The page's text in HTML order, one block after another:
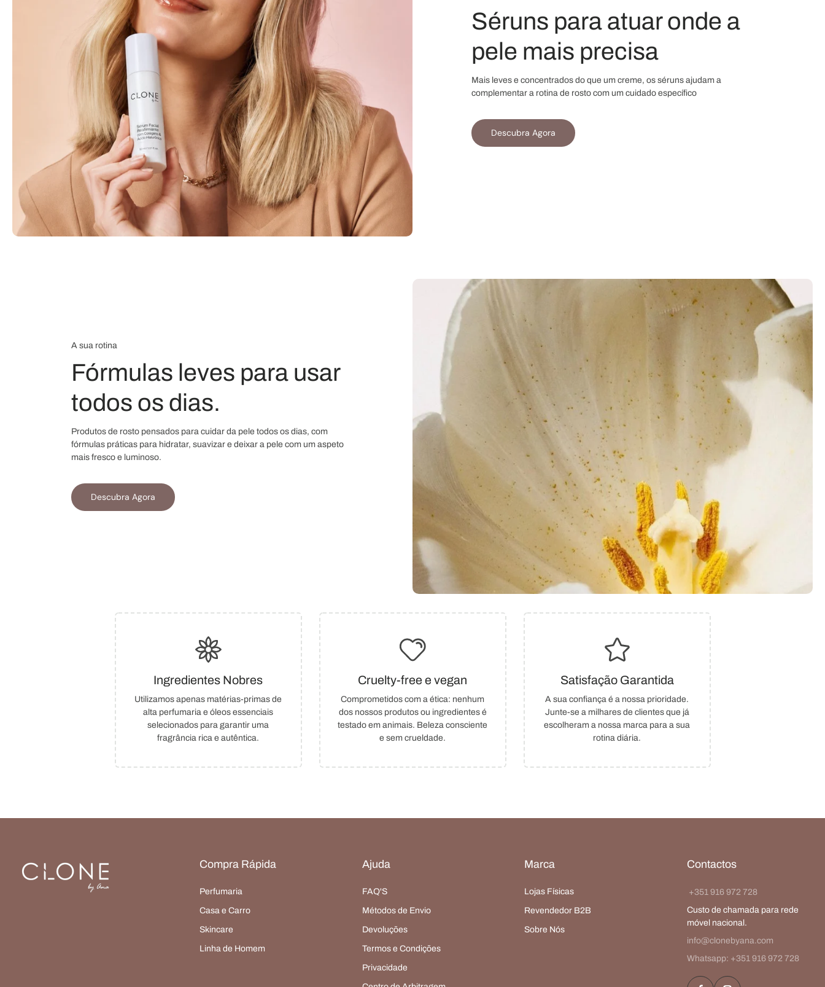
Séruns para atuar onde a
pele mais precisa
Mais leves e concentrados do que um creme, os séruns ajudam a
complementar a rotina de rosto com um cuidado específico
Descubra Agora
A sua rotina
Fórmulas leves para usar
todos os dias.
Produtos de rosto pensados para cuidar da pele todos os dias, com
fórmulas práticas para hidratar, suavizar e deixar a pele com um aspeto
mais fresco e luminoso.
Descubra Agora
Ingredientes Nobres
Utilizamos apenas matérias-primas de
alta perfumaria e óleos essenciais
selecionados para garantir uma
fragrância rica e autêntica.
Cruelty-free e vegan
Comprometidos com a ética: nenhum
dos nossos produtos ou ingredientes é
testado em animais. Beleza consciente
e sem crueldade.
Satisfação Garantida
A sua confiança é a nossa prioridade.
Junte-se a milhares de clientes que já
escolheram a nossa marca para a sua
rotina diária.
Compra Rápida
Perfumaria
Casa e Carro
Skincare
Linha de Homem
Ajuda
FAQ'S
Métodos de Envio
Devoluções
Termos e Condições
Privacidade
Marca
Lojas Físicas
Revendedor B2B
Sobre Nós
Contactos
+351 916 972 728
Custo de chamada para rede
móvel nacional.
info@clonebyana.com
Whatsapp: +351 916 972 728